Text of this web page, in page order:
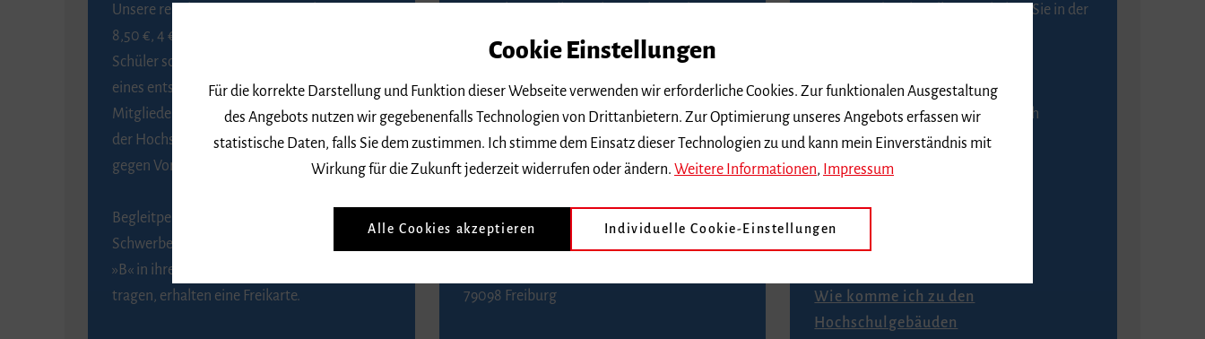
Unsere regulären Eintrittspreise betragen
8,50 €, 4 € ermäßigt für Schülerinnen und
Schüler sowie Studierende gegen Vorlage
eines entsprechenden Nachweises, 6 € für
Mitglieder der Gesellschaft zur Förderung
der Hochschule für Musik Freiburg e. V.
gegen Vorlage des Mitgliedsausweises.
Begleitpersonen von Menschen mit
Schwerbehinderung, die das Merkzeichen
»B« in ihrem Schwerbehindertenausweis
tragen, erhalten eine Freikarte.
Seite von Reservix.
BZ-Kartenservice Freiburg
Kaiser-Joseph-Straße 229
79098 Freiburg
Telefon 0761 4968888 (Reservierungen sind
79098 Freiburg
Karten an der Abendkasse erhalten Sie in der
An der Abendkasse ist ausschließlich
Barzahlung möglich.
Anfahrt
Wie komme ich zu den
Hochschulgebäuden
Cookie Einstellungen
Für die korrekte Darstellung und Funktion dieser Webseite verwenden wir erforderliche Cookies. Zur funktionalen Ausgestaltung
des Angebots nutzen wir gegebenenfalls Technologien von Drittanbietern. Zur Optimierung unseres Angebots erfassen wir
statistische Daten, falls Sie dem zustimmen. Ich stimme dem Einsatz dieser Technologien zu und kann mein Einverständnis mit
Wirkung für die Zukunft jederzeit widerrufen oder ändern. Weitere Informationen, Impressum
Alle Cookies akzeptieren Individuelle Cookie-Einstellungen